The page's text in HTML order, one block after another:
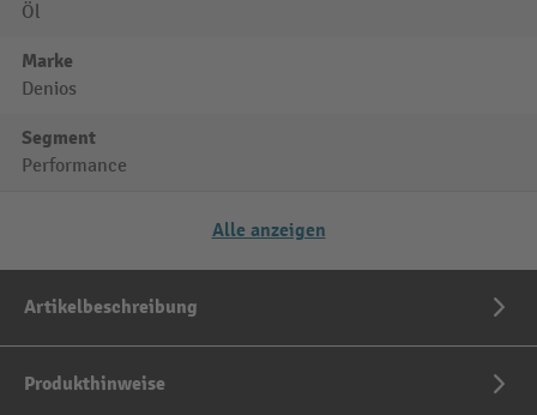
Öl
Marke
Denios
Segment
Performance
Alle anzeigen
Artikelbeschreibung
Produkthinweise